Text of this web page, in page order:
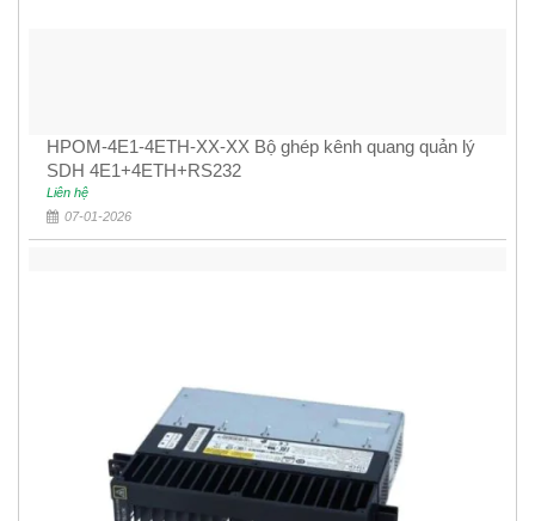
HPOM-4E1-4ETH-XX-XX Bộ ghép kênh quang quản lý
SDH 4E1+4ETH+RS232
Liên hệ
07-01-2026